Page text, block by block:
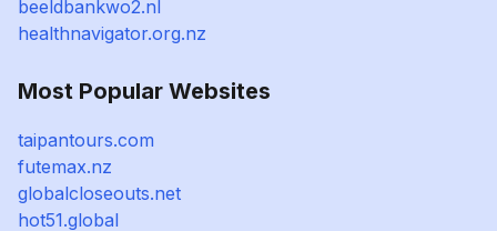
beeldbankwo2.nl
healthnavigator.org.nz
Most Popular Websites
taipantours.com
futemax.nz
globalcloseouts.net
hot51.global